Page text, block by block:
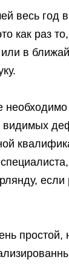
весь год
как раз
в
простой,